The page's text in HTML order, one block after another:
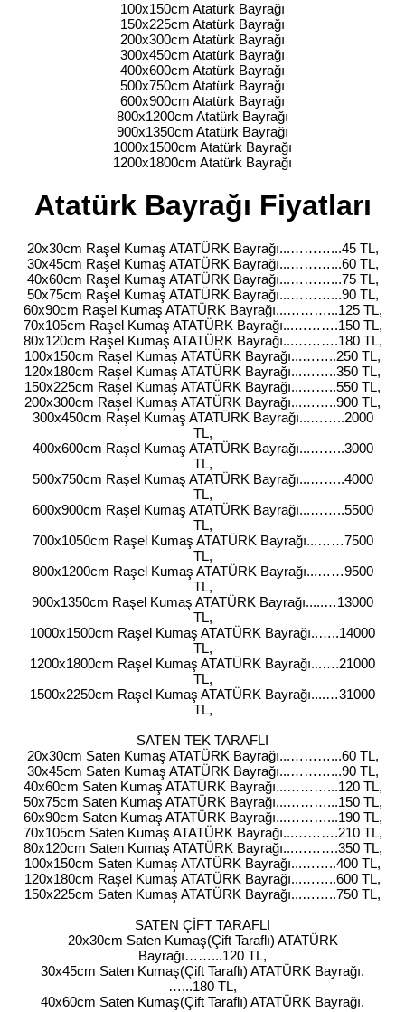
100x150cm Atatürk Bayrağı
150x225cm Atatürk Bayrağı
200x300cm Atatürk Bayrağı
300x450cm Atatürk Bayrağı
400x600cm Atatürk Bayrağı
500x750cm Atatürk Bayrağı
600x900cm Atatürk Bayrağı
800x1200cm Atatürk Bayrağı
900x1350cm Atatürk Bayrağı
1000x1500cm Atatürk Bayrağı
1200x1800cm Atatürk Bayrağı
Atatürk Bayrağı Fiyatları
20x30cm Raşel Kumaş ATATÜRK Bayrağı...………...45 TL,
30x45cm Raşel Kumaş ATATÜRK Bayrağı...………...60 TL,
40x60cm Raşel Kumaş ATATÜRK Bayrağı...………...75 TL,
50x75cm Raşel Kumaş ATATÜRK Bayrağı...………...90 TL,
60x90cm Raşel Kumaş ATATÜRK Bayrağı...………...125 TL,
70x105cm Raşel Kumaş ATATÜRK Bayrağı...……….150 TL,
80x120cm Raşel Kumaş ATATÜRK Bayrağı...……….180 TL,
100x150cm Raşel Kumaş ATATÜRK Bayrağı...……..250 TL,
120x180cm Raşel Kumaş ATATÜRK Bayrağı...……..350 TL,
150x225cm Raşel Kumaş ATATÜRK Bayrağı...……..550 TL,
200x300cm Raşel Kumaş ATATÜRK Bayrağı...……..900 TL,
300x450cm Raşel Kumaş ATATÜRK Bayrağı...……..2000
TL,
400x600cm Raşel Kumaş ATATÜRK Bayrağı...……..3000
TL,
500x750cm Raşel Kumaş ATATÜRK Bayrağı...……..4000
TL,
600x900cm Raşel Kumaş ATATÜRK Bayrağı...……..5500
TL,
700x1050cm Raşel Kumaş ATATÜRK Bayrağı...……7500
TL,
800x1200cm Raşel Kumaş ATATÜRK Bayrağı...……9500
TL,
900x1350cm Raşel Kumaş ATATÜRK Bayrağı.....…13000
TL,
1000x1500cm Raşel Kumaş ATATÜRK Bayrağı..…..14000
TL,
1200x1800cm Raşel Kumaş ATATÜRK Bayrağı...….21000
TL,
1500x2250cm Raşel Kumaş ATATÜRK Bayrağı....…31000
TL,
SATEN TEK TARAFLI
20x30cm Saten Kumaş ATATÜRK Bayrağı...………...60 TL,
30x45cm Saten Kumaş ATATÜRK Bayrağı...………...90 TL,
40x60cm Saten Kumaş ATATÜRK Bayrağı...………...120 TL,
50x75cm Saten Kumaş ATATÜRK Bayrağı...………...150 TL,
60x90cm Saten Kumaş ATATÜRK Bayrağı...………...190 TL,
70x105cm Saten Kumaş ATATÜRK Bayrağı...……….210 TL,
80x120cm Saten Kumaş ATATÜRK Bayrağı...……….350 TL,
100x150cm Saten Kumaş ATATÜRK Bayrağı...……..400 TL,
120x180cm Raşel Kumaş ATATÜRK Bayrağı...……..600 TL,
150x225cm Saten Kumaş ATATÜRK Bayrağı...……..750 TL,
SATEN ÇİFT TARAFLI
20x30cm Saten Kumaş(Çift Taraflı) ATATÜRK
Bayrağı……...120 TL,
30x45cm Saten Kumaş(Çift Taraflı) ATATÜRK Bayrağı.
…...180 TL,
40x60cm Saten Kumaş(Çift Taraflı) ATATÜRK Bayrağı.